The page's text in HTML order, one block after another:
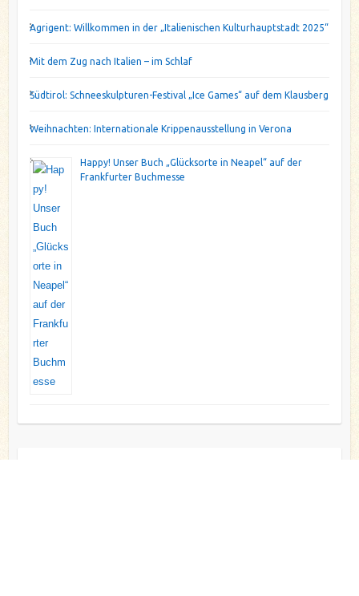
Agrigent: Willkommen in der „Italienischen Kulturhauptstadt 2025“
Mit dem Zug nach Italien – im Schlaf
Südtirol: Schneeskulpturen-Festival „Ice Games“ auf dem Klausberg
Weihnachten: Internationale Krippenausstellung in Verona
Happy! Unser Buch „Glücksorte in Neapel“ auf der
Frankfurter Buchmesse